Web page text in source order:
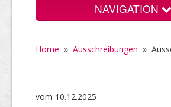
NAVIGATION
Home » Ausschreibungen »
vom 10.12.2025